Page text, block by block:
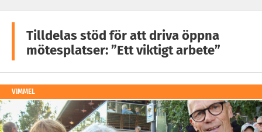
Tilldelas stöd för att driva öppna
mötesplatser: ”Ett viktigt arbete”
VIMMEL